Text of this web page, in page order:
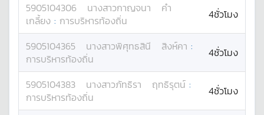
5905104306 นางสาวกาญจนา
คำ
เกลี้ยง : การบริหารท้องถิ่น 4ชั่วโมง
5905104365 นางสาวพิศุทธสินี สิงห์คา :
การบริหารท้องถิ่น
4ชั่วโมง
5905104383 นางสาวภัทธิรา ฤทธิรุตน์ :
การบริหารท้องถิ่น
4ชั่วโมง